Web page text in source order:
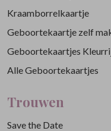
Kraamborrelkaartje
Geboortekaartje zelf
Geboortekaartjes
Alle Geboortekaartjes
Trouwen
Save the Date